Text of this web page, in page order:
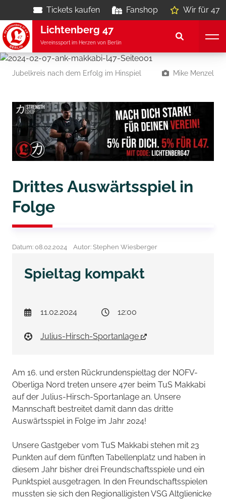
Tickets kaufen Fanshop Wir für 47
Lichtenberg 47
Vereinssport im Herzen von Berlin
Jubelkreis nach dem Erfolg im Hinspiel Mike Menzel
Drittes Auswärtsspiel in
Folge
Datum: 08.02.2024 Autor: Stephen Wiesberger
Spieltag kompakt
11.02.2024 12:00
Julius-Hirsch-Sportanlage
Am 16. und ersten Rückrundenspieltag der NOFV-
Oberliga Nord treten unsere 47er beim TuS Makkabi
auf der Julius-Hirsch-Sportanlage an. Unsere
Mannschaft bestreitet damit dann das dritte
Auswärtsspiel in Folge im Jahr 2024!
Unsere Gastgeber vom TuS Makkabi stehen mit 23
Punkten auf dem fünften Tabellenplatz und haben in
diesem Jahr bisher drei Freundschaftsspiele und ein
Punktspiel ausgetragen. In den Freundschaftsspielen
mussten sie sich den Regionalligisten VSG Altglienicke